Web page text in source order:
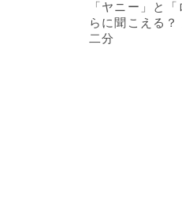
「ヤニー」と
らに聞こえる？
二分